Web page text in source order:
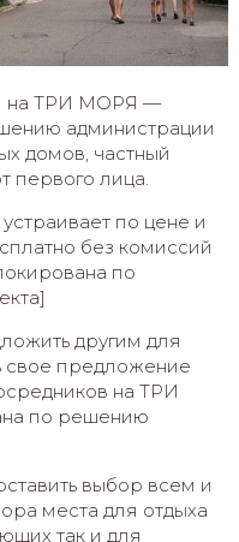
на ТРИ МОРЯ —
администрации
домов, частный
первого лица.
по цене и
без комиссий
по
другим для
свое предложение
на ТРИ
по решению
выбор всем и
места для отдыха
так и для